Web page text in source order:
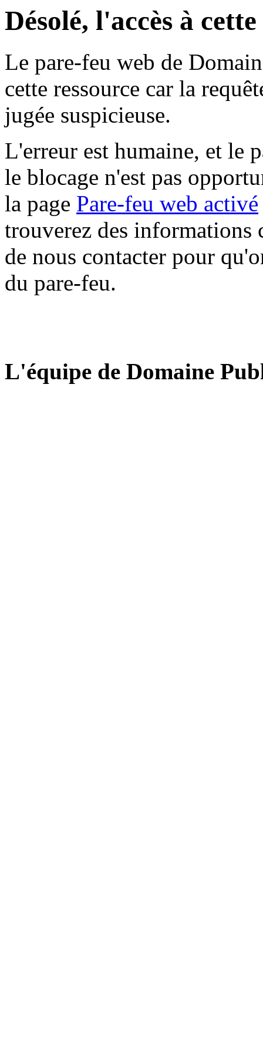
Désolé, l'accès à
Le pare-feu web de
cette ressource car la
jugée suspicieuse.
L'erreur est humaine, et le
le blocage n'est pas
la page Pare-feu web activé
trouverez des informations
de nous contacter pour
du pare-feu.
L'équipe de Domaine